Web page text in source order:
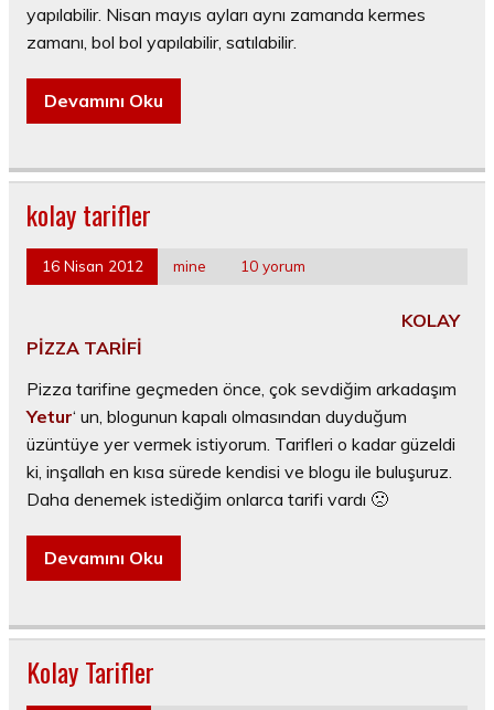
yapılabilir. Nisan mayıs ayları aynı zamanda kermes
zamanı, bol bol yapılabilir, satılabilir.
Devamını Oku
kolay tarifler
16 Nisan 2012 mine 10 yorum
KOLAY
PİZZA TARİFİ
Pizza tarifine geçmeden önce, çok sevdiğim arkadaşım
Yetur‘ un, blogunun kapalı olmasından duyduğum
üzüntüye yer vermek istiyorum. Tarifleri o kadar güzeldi
ki, inşallah en kısa sürede kendisi ve blogu ile buluşuruz.
Daha denemek istediğim onlarca tarifi vardı 🙁
Devamını Oku
Kolay Tarifler